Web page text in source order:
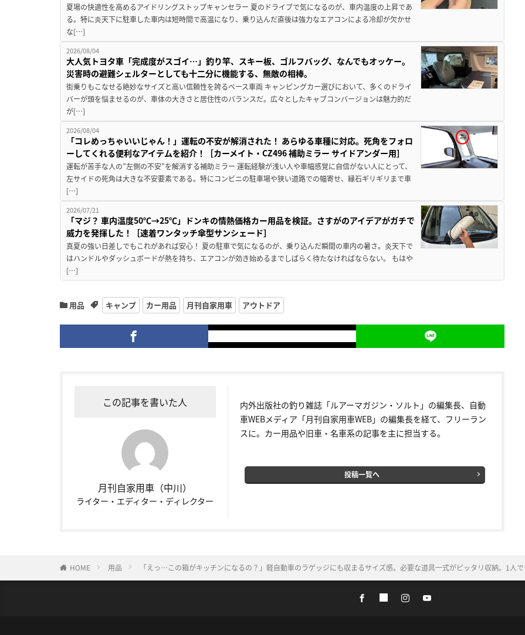
夏場の快適性を高めるアイドリングストップキャンセラー 夏のドライブで気になるのが、車内温度の上昇であ
る。特に炎天下に駐車した車内は短時間で高温になり、乗り込んだ直後は強力なエアコンによる冷却が欠かせ
な[…]
2026/08/04
大人気トヨタ車「完成度がスゴイ…」釣り竿、スキー板、ゴルフバッグ、なんでもオッケー。
災害時の避難シェルターとしても十二分に機能する、無敵の相棒。
街乗りもこなせる絶妙なサイズと高い信頼性を誇るベース車両 キャンピングカー選びにおいて、多くのドライ
バーが頭を悩ませるのが、車体の大きさと居住性のバランスだ。広々としたキャブコンバージョンは魅力的だ
が[…]
2026/08/04
「コレめっちゃいいじゃん！」運転の不安が解消された！ あらゆる車種に対応。死角をフォロ
ーしてくれる便利なアイテムを紹介！［カーメイト・CZ496 補助ミラー サイドアンダー用］
運転が苦手な人の”左側の不安”を解消する補助ミラー 運転経験が浅い人や車幅感覚に自信がない人にとって、
左サイドの死角は大きな不安要素である。特にコンビニの駐車場や狭い道路での幅寄せ、縁石ギリギリまで車
[…]
2026/07/21
「マジ？ 車内温度50℃→25℃」ドンキの情熱価格カー用品を検証。さすがのアイデアがガチで
威力を発揮した！［速着ワンタッチ傘型サンシェード］
真夏の強い日差しでもこれがあれば安心！ 夏の駐車で気になるのが、乗り込んだ瞬間の車内の暑さ。炎天下で
はハンドルやダッシュボードが熱を持ち、エアコンが効き始めるまでしばらく待たなければならない。 もはや
[…]
用品 キャンプ カー用品 月刊自家用車 アウトドア
この記事を書いた人
月刊自家用車（中川）
ライター・エディター・ディレクター
内外出版社の釣り雑誌「ルアーマガジン・ソルト」の編集長、自動
車WEBメディア「月刊自家用車WEB」の編集長を経て、フリーラン
スに。カー用品や旧車・名車系の記事を主に担当する。
投稿一覧へ
HOME 用品 「えっ…この箱がキッチンになるの？」軽自動車のラゲッジにも収まるサイズ感。必要な道具一式がピッタリ収納。1人